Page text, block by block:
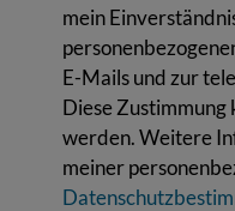
mein
E-Mails und zur
Diese
werden. Weitere
meiner